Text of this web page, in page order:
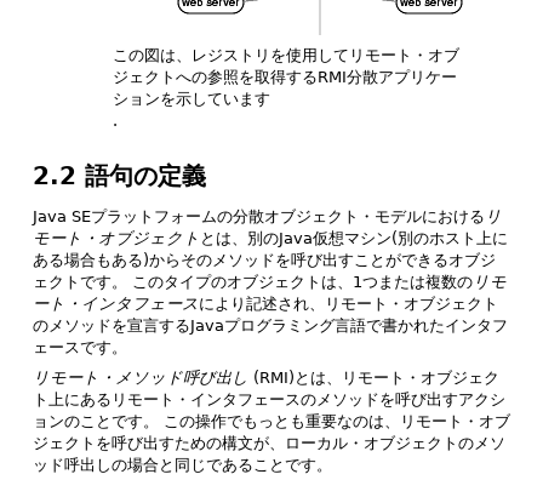
この図は、レジストリを使用してリモート・オブ
ジェクトへの参照を取得するRMI分散アプリケー
ションを示しています
.
2.2 語句の定義
Java SEプラットフォームの分散オブジェクト・モデルにおける リ
モート・オブジェクト とは、別のJava仮想マシン(別のホスト上に
ある場合もある)からそのメソッドを呼び出すことができるオブジ
ェクトです。
このタイプのオブジェクトは、1つまたは複数のリモ
ート・インタフェース により記述され、リモート・オブジェクト
のメソッドを宣言するJavaプログラミング言語で書かれたインタフ
ェースです。
リモート・メソッド呼び出し (RMI)とは、リモート・オブジェク
ト上にあるリモート・インタフェースのメソッドを呼び出すアクシ
ョンのことです。
この操作でもっとも重要なのは、リモート・オブ
ジェクトを呼び出すための構文が、ローカル・オブジェクトのメソ
ッド呼出しの場合と同じであることです。